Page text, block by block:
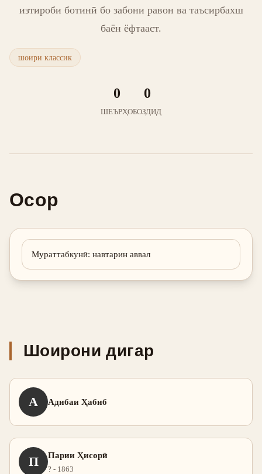
изтироби ботинӣ бо забони равон ва таъсирбахш
баён ёфтааст.
шоири классик
0
ШЕЪРҲО
0
БОЗДИД
Осор
Мураттабкунӣ: навтарин аввал
Шоирони дигар
А Адибаи Ҳабиб
П Парии Ҳисорӣ
? - 1863